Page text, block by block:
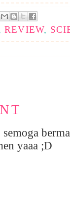
REVIEW,
yaaa ;D